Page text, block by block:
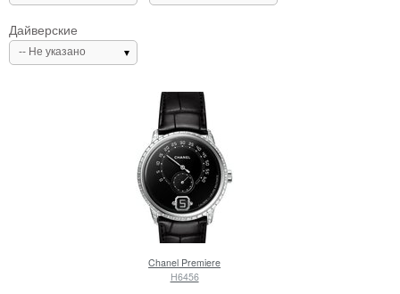
Дайверские
-- Не указано
Chanel Premiere
H6456